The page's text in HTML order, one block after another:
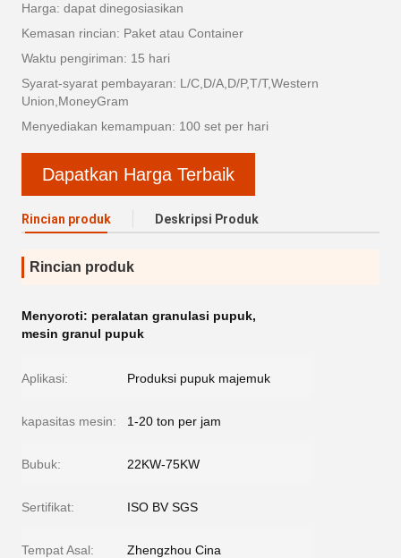
Harga: dapat dinegosiasikan
Kemasan rincian: Paket atau Container
Waktu pengiriman: 15 hari
Syarat-syarat pembayaran: L/C,D/A,D/P,T/T,Western
Union,MoneyGram
Menyediakan kemampuan: 100 set per hari
Dapatkan Harga Terbaik
Rincian produk Deskripsi Produk
Rincian produk
Menyoroti: peralatan granulasi pupuk,
mesin granul pupuk
Aplikasi: Produksi pupuk majemuk
kapasitas mesin: 1-20 ton per jam
Bubuk: 22KW-75KW
Sertifikat: ISO BV SGS
Tempat Asal: Zhengzhou Cina